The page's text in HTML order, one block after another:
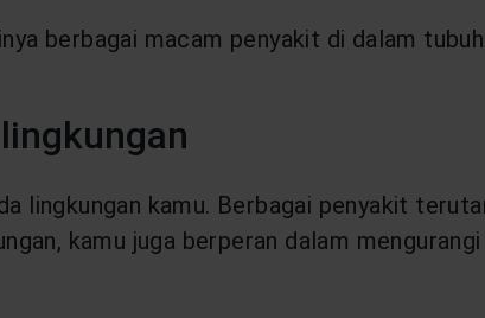
berbagai macam penyakit di dalam
lingkungan kamu. Berbagai penyakit
kamu juga berperan dalam